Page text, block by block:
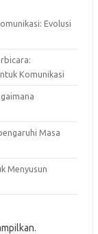
Evolusi
Komunikasi
Masa
Menyusun